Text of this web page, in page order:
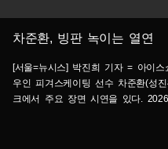
차준환, 빙판 녹이는 열연
[서울=뉴시스] 박진희 기자 = 아이
우인 피겨스케이팅 선수 차준환(성
크에서 주요 장면 시연을 있다.